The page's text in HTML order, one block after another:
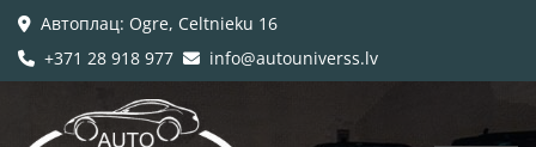
 Автоплац: Ogre, Celtnieku 16
 +371 28 918 977  info@autouniverss.lv